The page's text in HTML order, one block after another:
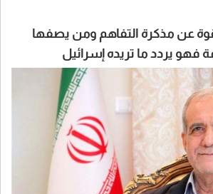
عن مذكرة التفاهم ومن يصفها
فهو يردد ما تريده إسرائيل